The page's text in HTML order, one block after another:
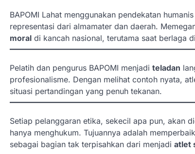
BAPOMI Lahat menggunakan pendekatan
representasi dari almamater dan daerah.
moral di kancah nasional, terutama saat berlaga
Pelatih dan pengurus BAPOMI menjadi teladan
profesionalisme. Dengan melihat contoh nyata,
situasi pertandingan yang penuh tekanan.
Setiap pelanggaran etika, sekecil apa pun, akan
hanya menghukum. Tujuannya adalah
sebagai bagian tak terpisahkan dari menjadi atlet